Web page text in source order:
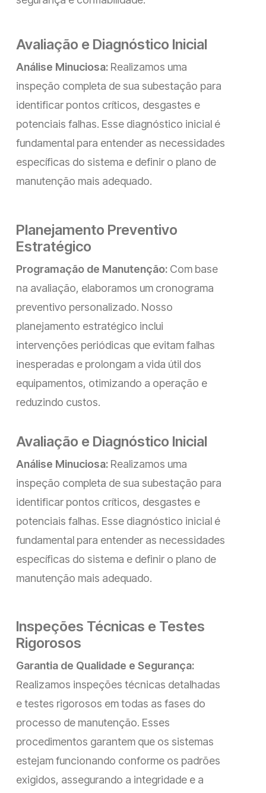
Avaliação e Diagnóstico Inicial
Análise Minuciosa: Realizamos uma
inspeção completa de sua subestação para
identificar pontos críticos, desgastes e
potenciais falhas. Esse diagnóstico inicial é
fundamental para entender as necessidades
específicas do sistema e definir o plano de
manutenção mais adequado.
Planejamento Preventivo
Estratégico
Programação de Manutenção: Com base
na avaliação, elaboramos um cronograma
preventivo personalizado. Nosso
planejamento estratégico inclui
intervenções periódicas que evitam falhas
inesperadas e prolongam a vida útil dos
equipamentos, otimizando a operação e
reduzindo custos.
Avaliação e Diagnóstico Inicial
Análise Minuciosa: Realizamos uma
inspeção completa de sua subestação para
identificar pontos críticos, desgastes e
potenciais falhas. Esse diagnóstico inicial é
fundamental para entender as necessidades
específicas do sistema e definir o plano de
manutenção mais adequado.
Inspeções Técnicas e Testes
Rigorosos
Garantia de Qualidade e Segurança:
Realizamos inspeções técnicas detalhadas
e testes rigorosos em todas as fases do
processo de manutenção. Esses
procedimentos garantem que os sistemas
estejam funcionando conforme os padrões
exigidos, assegurando a integridade e a